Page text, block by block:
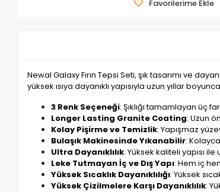
Favorilerime Ekle
Newal Galaxy Fırın Tepsi Seti, şık tasarımı ve
yüksek ısıya dayanıklı yapısıyla uzun yıllar
3 Renk Seçeneği: Şıklığı tamamlayan üç
Longer Lasting Granite Coating: Uzun
Kolay Pişirme ve Temizlik: Yapışmaz
Bulaşık Makinesinde Yıkanabilir:
Ultra Dayanıklılık: Yüksek kaliteli yapısı ile
Leke Tutmayan İç ve Dış Yapı: Hem iç
Yüksek Sıcaklık Dayanıklılığı: Yüksek
Yüksek Çizilmelere Karşı Dayanıklılık: